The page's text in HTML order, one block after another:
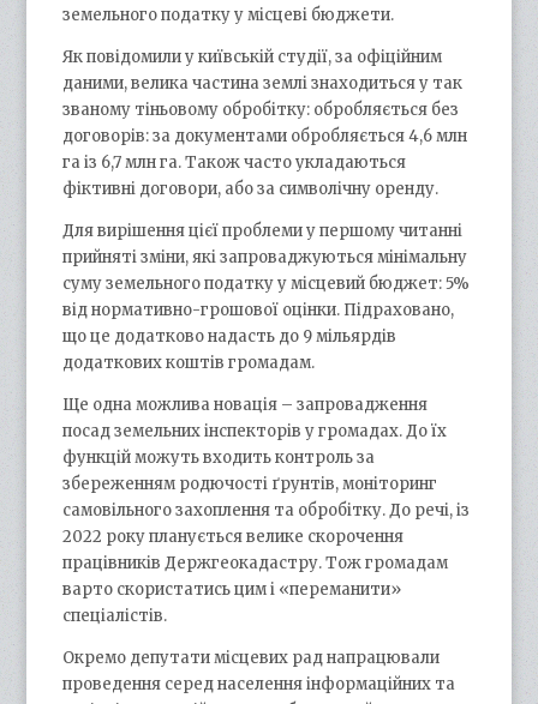
земельного податку у місцеві бюджети.
Як повідомили у київській студії, за офіційним
даними, велика частина землі знаходиться у так
званому тіньовому обробітку: обробляється без
договорів: за документами обробляється 4,6 млн
га із 6,7 млн га. Також часто укладаються
фіктивні договори, або за символічну оренду.
Для вирішення цієї проблеми у першому читанні
прийняті зміни, які запроваджуються мінімальну
суму земельного податку у місцевий бюджет: 5%
від нормативно-грошової оцінки. Підраховано,
що це додатково надасть до 9 мільярдів
додаткових коштів громадам.
Ще одна можлива новація – запровадження
посад земельних інспекторів у громадах. До їх
функцій можуть входить контроль за
збереженням родючості ґрунтів, моніторинг
самовільного захоплення та обробітку. До речі, із
2022 року планується велике скорочення
працівників Держгеокадастру. Тож громадам
варто скористатись цим і «переманити»
спеціалістів.
Окремо депутати місцевих рад напрацювали
проведення серед населення інформаційних та